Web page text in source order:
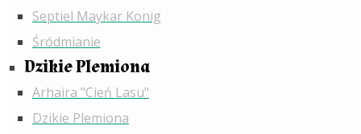
Septiel Maykar Konig
Śródmianie
Dzikie Plemiona
Arhaira "Cień Lasu"
Dzikie Plemiona